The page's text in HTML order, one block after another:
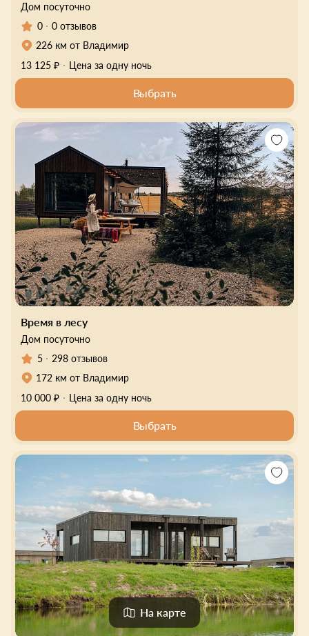
Дом посуточно
0
0 отзывов
226 км от Владимир
13 125 ₽
Цена за одну ночь
Выбрать
Время в лесу
Дом посуточно
5
298 отзывов
172 км от Владимир
10 000 ₽
Цена за одну ночь
Выбрать
На карте